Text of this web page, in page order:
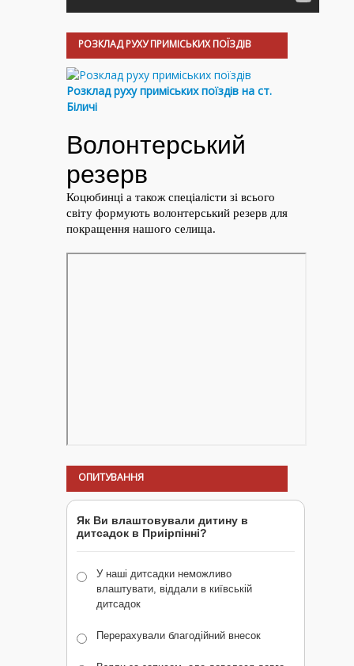
РОЗКЛАД РУХУ ПРИМІСЬКИХ ПОЇЗДІВ
Розклад руху приміських поїздів на ст.
Біличі
ОПИТУВАННЯ
Як Ви влаштовували дитину в
дитсадок в Приірпінні?
У наші дитсадки неможливо
влаштувати, віддали в київській
дитсадок
Перерахували благодійний внесок